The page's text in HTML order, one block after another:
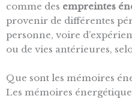
comme des empreintes
provenir de différentes
personne, voire
ou de vies antérieures,
Que sont les mémoires
Les mémoires